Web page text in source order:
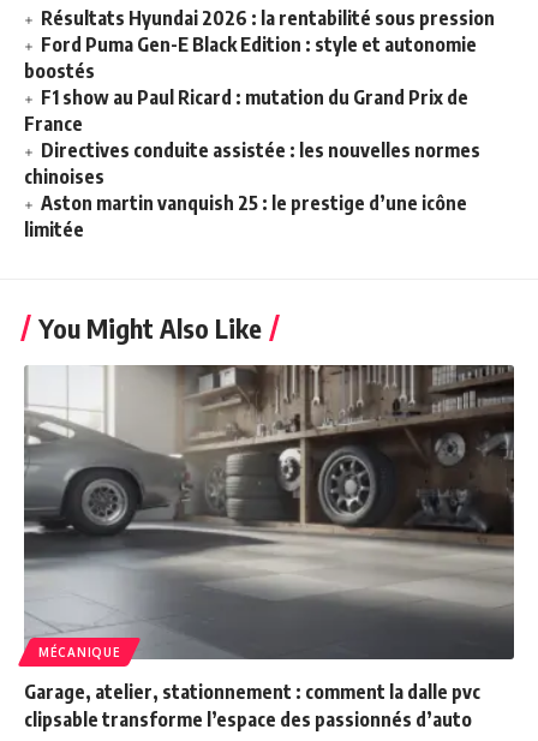
Résultats Hyundai 2026 : la rentabilité sous pression
Ford Puma Gen-E Black Edition : style et autonomie
boostés
F1 show au Paul Ricard : mutation du Grand Prix de
France
Directives conduite assistée : les nouvelles normes
chinoises
Aston martin vanquish 25 : le prestige d’une icône
limitée
You Might Also Like
MÉCANIQUE
Garage, atelier, stationnement : comment la dalle pvc
clipsable transforme l’espace des passionnés d’auto